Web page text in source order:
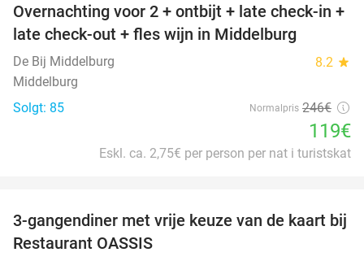
52%
Overnachting voor 2 + ontbijt + late check-in +
late check-out + fles wijn in Middelburg
De Bij Middelburg 8.2 star
Middelburg
Solgt: 85
Normalpris 246€
119€
Eskl. ca. 2,75€ per person per nat i turistskat
43%
3-gangendiner met vrije keuze van de kaart bij
Restaurant OASSIS